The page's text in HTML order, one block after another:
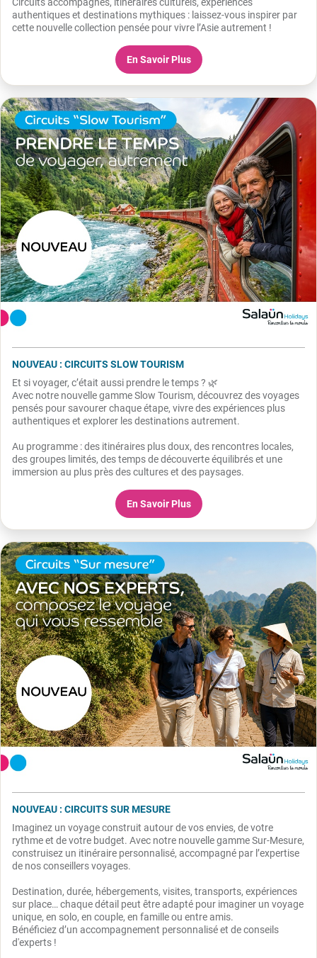
authentiques et destinations mythiques : laissez-vous inspirer par
cette nouvelle collection pensée pour vivre l’Asie autrement !
En Savoir Plus
NOUVEAU : CIRCUITS SLOW TOURISM
Et si voyager, c’était aussi prendre le temps ? 🌿
Avec notre nouvelle gamme Slow Tourism, découvrez des voyages
pensés pour savourer chaque étape, vivre des expériences plus
authentiques et explorer les destinations autrement.
Au programme : des itinéraires plus doux, des rencontres locales,
des groupes limités, des temps de découverte équilibrés et une
immersion au plus près des cultures et des paysages.
En Savoir Plus
NOUVEAU : CIRCUITS SUR MESURE
Imaginez un voyage construit autour de vos envies, de votre
rythme et de votre budget. Avec notre nouvelle gamme Sur-Mesure,
construisez un itinéraire personnalisé, accompagné par l’expertise
de nos conseillers voyages.
Destination, durée, hébergements, visites, transports, expériences
sur place… chaque détail peut être adapté pour imaginer un voyage
unique, en solo, en couple, en famille ou entre amis.
Bénéficiez d’un accompagnement personnalisé et de conseils
d'experts !